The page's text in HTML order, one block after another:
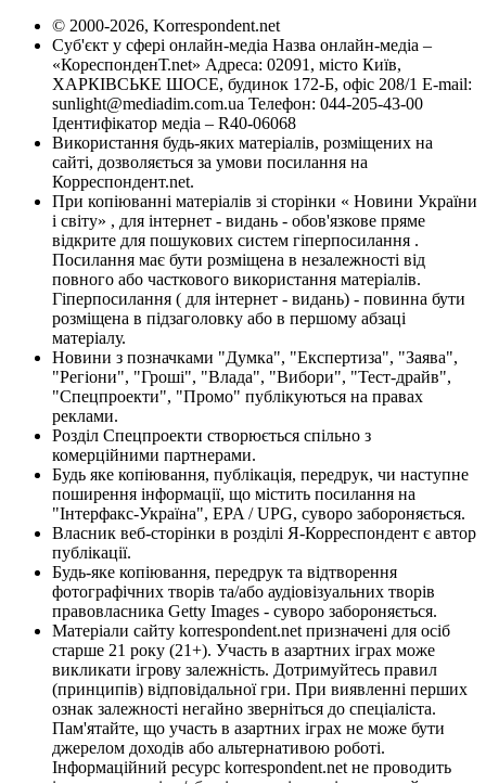
© 2000-2026, Korrespondent.net
Суб'єкт у сфері онлайн-медіа Назва онлайн-медіа –
«КореспонденТ.net» Адреса: 02091, місто Київ,
ХАРКІВСЬКЕ ШОСЕ, будинок 172-Б, офіс 208/1 E-mail:
sunlight@mediadim.com.ua Телефон: 044-205-43-00
Ідентифікатор медіа – R40-06068
Використання будь-яких матеріалів, розміщених на
сайті, дозволяється за умови посилання на
Корреспондент.net.
При копіюванні матеріалів зі сторінки « Новини України
і світу» , для інтернет - видань - обов'язкове пряме
відкрите для пошукових систем гіперпосилання .
Посилання має бути розміщена в незалежності від
повного або часткового використання матеріалів.
Гіперпосилання ( для інтернет - видань) - повинна бути
розміщена в підзаголовку або в першому абзаці
матеріалу.
Новини з позначками "Думка", "Експертиза", "Заява",
"Регіони", "Гроші", "Влада", "Вибори", "Тест-драйв",
"Спецпроекти", "Промо" публікуються на правах
реклами.
Розділ Спецпроекти створюється спільно з
комерційними партнерами.
Будь яке копіювання, публікація, передрук, чи наступне
поширення інформації, що містить посилання на
"Інтерфакс-Україна", EPA / UPG, суворо забороняється.
Власник веб-сторінки в розділі Я-Корреспондент є автор
публікації.
Будь-яке копіювання, передрук та відтворення
фотографічних творів та/або аудіовізуальних творів
правовласника Getty Images - суворо забороняється.
Матеріали сайту korrespondent.net призначені для осіб
старше 21 року (21+). Участь в азартних іграх може
викликати ігрову залежність. Дотримуйтесь правил
(принципів) відповідальної гри. При виявленні перших
ознак залежності негайно зверніться до спеціаліста.
Пам'ятайте, що участь в азартних іграх не може бути
джерелом доходів або альтернативою роботі.
Інформаційний ресурс korrespondent.net не проводить